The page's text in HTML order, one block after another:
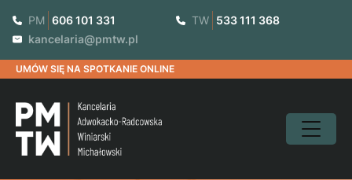
content
PM 606 101 331 TW 533 111 368
kancelaria@pmtw.pl
UMÓW SIĘ NA SPOTKANIE ONLINE